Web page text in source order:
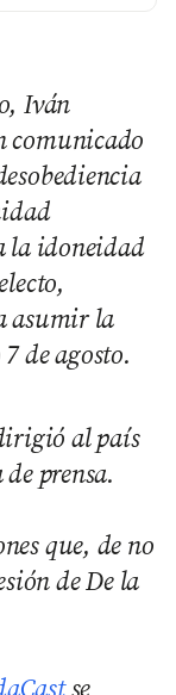
Iván
comunicado
la idoneidad
asumir la
de agosto.
al país
prensa.
que, de no
de De la
se